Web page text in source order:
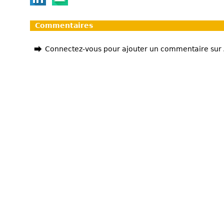
Commentaires
Connectez-vous pour ajouter un commentaire sur